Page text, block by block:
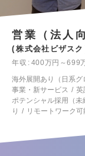
営業（法人
株式会社ビザスク
年収
400万円～699
海外展開あり（日系グ
事業・新サービス
英
ポテンシャル採用（未
り
リモートワーク可